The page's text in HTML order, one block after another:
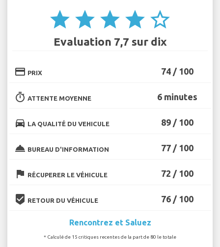
star star star star star_border
Evaluation 7,7 sur dix
credit_card PRIX 74 / 100
timer ATTENTE MOYENNE 6 minutes
directions_car LA QUALITÉ DU VEHICULE 89 / 100
room_service BUREAU D'INFORMATION 77 / 100
flag RÉCUPERER LE VÉHICULE 72 / 100
beenhere RETOUR DU VÉHICULE 76 / 100
Rencontrez et Saluez
* Calculé de 15 critiques recentes de la part de 80 le totale